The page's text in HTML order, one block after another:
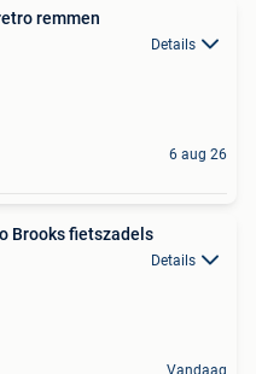
remmen
Details
6 aug 26
Brooks fietszadels
Details
Vandaag